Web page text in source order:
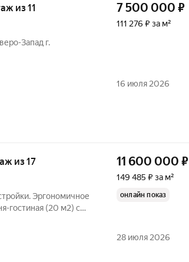
из 11
Запад г.
7 500 000 ₽
111 276 ₽ за м²
16 июля 2026
из 17
Эргономичное
гостиная (20 м2) с
19 м2), шкаф в
11 600 000 ₽
149 485 ₽ за м²
онлайн показ
28 июля 2026